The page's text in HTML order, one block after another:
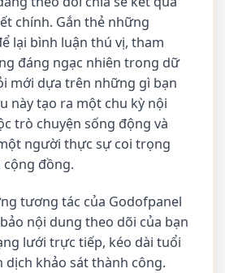
chính. Gắn thẻ những
lại bình luận thú vị, tham
đáng ngạc nhiên trong dữ
mới dựa trên những gì bạn
này tạo ra một chu kỳ nội
trò chuyện sống động và
người thực sự coi trọng
đồng.
tương tác của Godofpanel
nội dung theo dõi của bạn
lưới trực tiếp, kéo dài tuổi
dịch khảo sát thành công.